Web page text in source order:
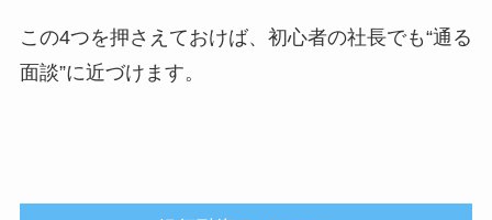
この4つを押さえておけば、初心者の社長でも“通る
面談”に近づけます。